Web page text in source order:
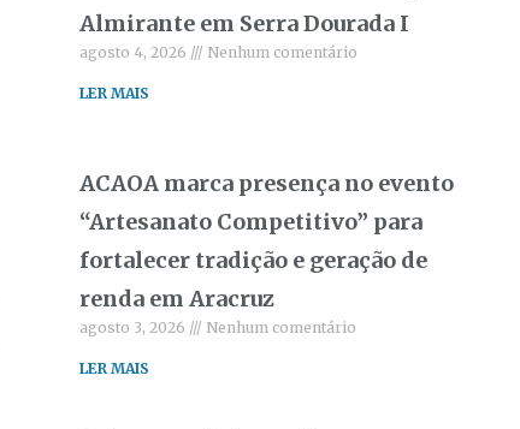
Almirante em Serra Dourada I
agosto 4, 2026 Nenhum comentário
LER MAIS
ACAOA marca presença no evento
“Artesanato Competitivo” para
fortalecer tradição e geração de
renda em Aracruz
agosto 3, 2026 Nenhum comentário
LER MAIS